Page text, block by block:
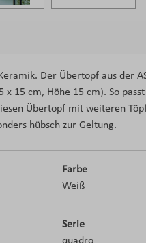
Der Übertopf aus der
15 cm, Höhe 15 cm). So
Übertopf mit weiteren
hübsch zur Geltung.
Farbe
Weiß
Serie